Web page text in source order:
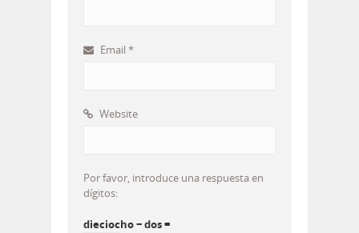
Email *
Website
Por favor, introduce una respuesta en
dígitos:
dieciocho − dos =